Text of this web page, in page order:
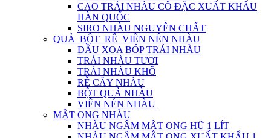
CAO TRÁI NHÀU CÔ ĐẶC XUẤT KHẨU
HÀN QUỐC
SIRO NHÀU NGUYÊN CHẤT
QUẢ_BỘT_RỄ_VIÊN NÉN NHÀU
DẦU XOA BÓP TRÁI NHÀU
TRÁI NHÀU TƯƠI
TRÁI NHÀU KHÔ
RỄ CÂY NHÀU
BỘT QUẢ NHÀU
VIÊN NÉN NHÀU
MẬT ONG NHÀU
NHÀU NGÂM MẬT ONG HŨ 1 LÍT